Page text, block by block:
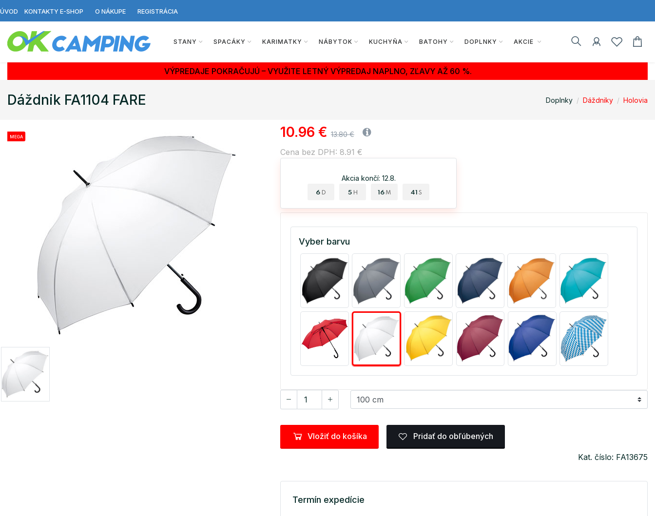
ÚVOD KONTAKTY E-SHOP O NÁKUPE REGISTRÁCIA
STANY SPACÁKY KARIMATKY NÁBYTOK KUCHYŇA BATOHY DOPLNKY AKCIE
VÝPREDAJE POKRAČUJÚ – VYUŽITE LETNÝ VÝPREDAJ NAPLNO, ZĽAVY AŽ 60 %.
Dáždnik FA1104 FARE Doplnky Dáždniky Holovia
MEGA 10.96 € 13.80 €
Cena bez DPH: 8.91 €
Akcia končí: 12.8.
6 D 5 H 16 M 40 S
Vyber barvu
Vložiť do košíka Pridať do obľúbených
Kat. číslo: FA13675
Termín expedície